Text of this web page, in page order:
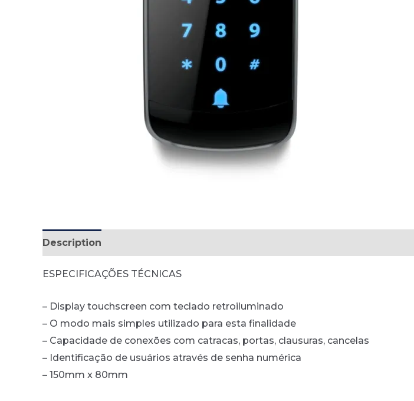
Description
ESPECIFICAÇÕES TÉCNICAS
– Display touchscreen com teclado retroiluminado
– O modo mais simples utilizado para esta finalidade
– Capacidade de conexões com catracas, portas, clausuras, cancelas
– Identificação de usuários através de senha numérica
– 150mm x 80mm